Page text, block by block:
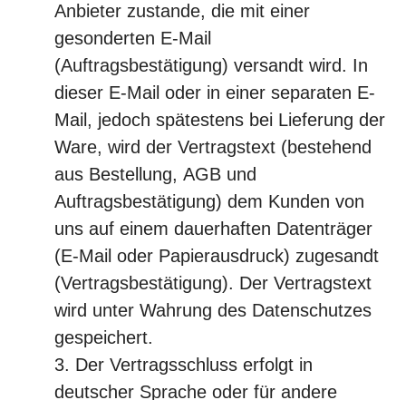
Anbieter zustande, die mit einer
gesonderten E-Mail
(Auftragsbestätigung) versandt wird. In
dieser E-Mail oder in einer separaten E-
Mail, jedoch spätestens bei Lieferung der
Ware, wird der Vertragstext (bestehend
aus Bestellung, AGB und
Auftragsbestätigung) dem Kunden von
uns auf einem dauerhaften Datenträger
(E-Mail oder Papierausdruck) zugesandt
(Vertragsbestätigung). Der Vertragstext
wird unter Wahrung des Datenschutzes
gespeichert.
Der Vertragsschluss erfolgt in
deutscher Sprache oder für andere